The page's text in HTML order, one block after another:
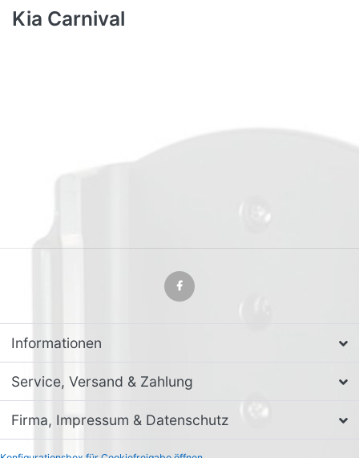
Kia Carnival
Informationen
Service, Versand & Zahlung
Firma, Impressum & Datenschutz